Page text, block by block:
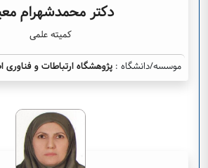
دکتر محمدشهرام
کمیته علمی
موسسه/دانشگاه : پژوهشگاه ارتباطات و فناوری